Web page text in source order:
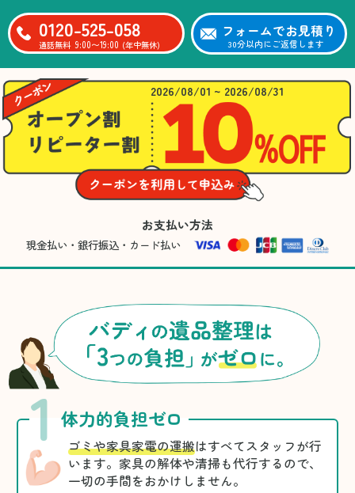
0120-525-058
通話無料 9:00〜19:00 (年中無休)
フォームでお見積り
30分以内にご返信します
2026/08/01 ~ 2026/08/31
お支払い方法
現金払い・銀行振込・カード払い
1 体力的負担ゼロ
ゴミや家具家電の運搬はすべてスタッフが行
います。家具の解体や清掃も代行するので、
一切の手間をおかけしません。